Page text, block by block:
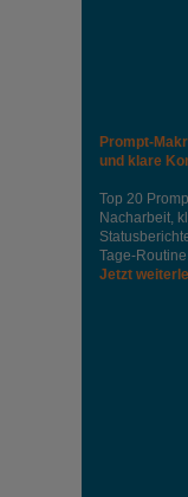
Prompt-
und klare
Top 20
Nacharbeit,
Tage-
Jetzt